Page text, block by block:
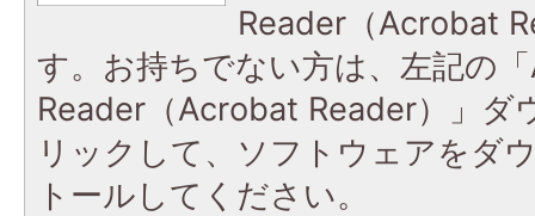
Reader（Acrobat
す。お持ちでない方は、左記の
Reader（Acrobat Reader）」ダ
リックして、ソフトウェアをダ
トールしてください。